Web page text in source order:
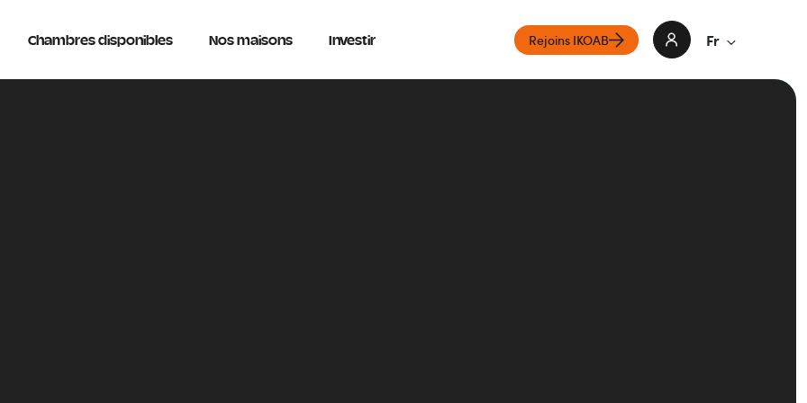
Chambres disponibles Nos maisons Investir Rejoins IKOAB Fr